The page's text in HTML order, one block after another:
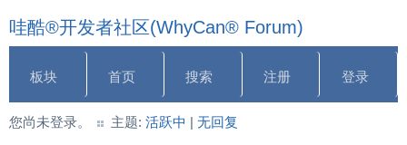
哇酷®开发者社区(WhyCan® Forum)
板块 首页 搜索 注册 登录
您尚未登录。 主题: 活跃中 | 无回复